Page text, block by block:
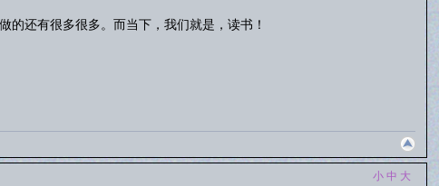
我们要做的还有很多很多。而当下，我们就是，读书！
小 中 大